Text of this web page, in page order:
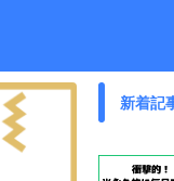
新着記